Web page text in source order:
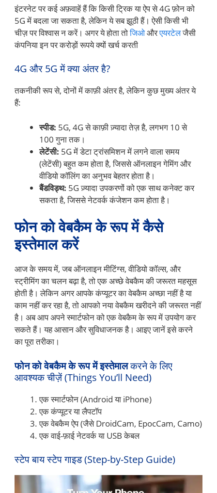
इंटरनेट पर कई अफ़वाहें हैं कि किसी ट्रिक या ऐप से 4G फ़ोन को
5G में बदला जा सकता है, लेकिन ये सब झूठी हैं। ऐसी किसी भी
चीज़ पर विश्वास न करें। अगर ये होता तोजिओऔरएयरटेलजैसी
कंपनिया इन पर करोड़ों रूपये क्यों खर्च करती
4G और 5G में क्या अंतर है?
तकनीकी रूप से, दोनों में काफ़ी अंतर है, लेकिन कुछ मुख्य अंतर ये
हैं:
स्पीड: 5G, 4G से काफ़ी ज़्यादा तेज़ है, लगभग 10 से
100 गुना तक।
लेटेंसी: 5G में डेटा ट्रांसमिशन में लगने वाला समय
(लेटेंसी) बहुत कम होता है, जिससे ऑनलाइन गेमिंग और
वीडियो कॉलिंग का अनुभव बेहतर होता है।
बैंडविड्थ: 5G ज़्यादा उपकरणों को एक साथ कनेक्ट कर
सकता है, जिससे नेटवर्क कंजेशन कम होता है।
फोन को वेबकैम के रूप में कैसे
इस्तेमाल करें
आज के समय में, जब ऑनलाइन मीटिंग्स, वीडियो कॉल्स, और
स्ट्रीमिंग का चलन बढ़ा है, तो एक अच्छे वेबकैम की जरूरत महसूस
होती है। लेकिन अगर आपके कंप्यूटर का वेबकैम अच्छा नहीं है या
काम नहीं कर रहा है, तो आपको नया वेबकैम खरीदने की जरूरत नहीं
है। अब आप अपने स्मार्टफोन को एक वेबकैम के रूप में उपयोग कर
सकते हैं। यह आसान और सुविधाजनक है। आइए जानें इसे करने
का पूरा तरीका।
फोन को वेबकैम के रूप मेंइस्तेमालकरने के लिए
आवश्यक चीज़ें (Things You’ll Need)
एक स्मार्टफोन (Android या iPhone)
एक कंप्यूटर या लैपटॉप
एक वेबकैम ऐप (जैसे DroidCam, EpocCam, Camo)
एक वाई-फ़ाई नेटवर्क या USB केबल
स्टेप बाय स्टेप गाइड (Step-by-Step Guide)